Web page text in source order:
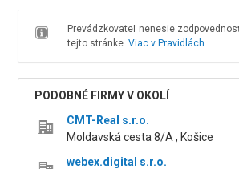
Prevádzkovateľ nenesie
tejto stránke. Viac v Pravidlách
PODOBNÉ FIRMY V OKOLÍ
CMT-Real s.r.o.
Moldavská cesta 8/A , Košice
webex.digital s.r.o.